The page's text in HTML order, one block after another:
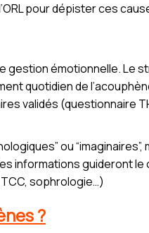
pour dépister ces
gestion émotionnelle. Le
quotidien de
validés (questionnaire
ou
informations guideront le
sophrologie…)
?